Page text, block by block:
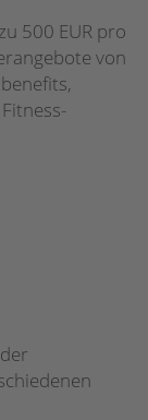
500 EUR pro
von